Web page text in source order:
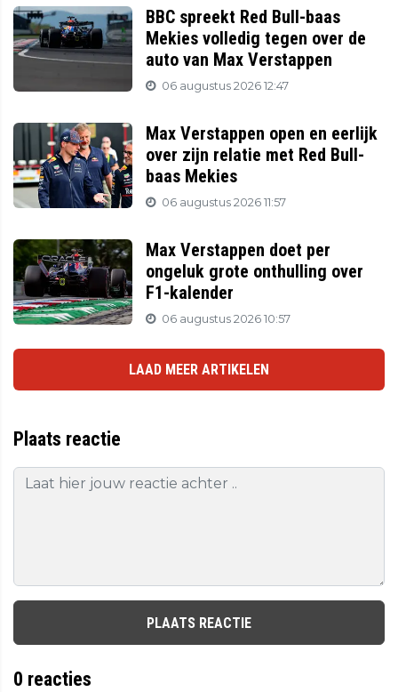
BBC spreekt Red Bull-baas
Mekies volledig tegen over de
auto van Max Verstappen
06 augustus 2026 12:47
Max Verstappen open en eerlijk
over zijn relatie met Red Bull-
baas Mekies
06 augustus 2026 11:57
Max Verstappen doet per
ongeluk grote onthulling over
F1-kalender
06 augustus 2026 10:57
LAAD MEER ARTIKELEN
Plaats reactie
PLAATS REACTIE
0 reacties